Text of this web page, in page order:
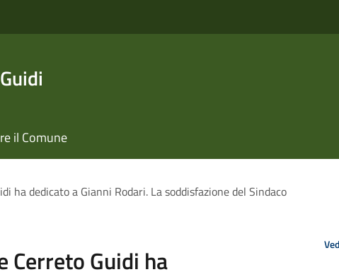
il Comune
ha dedicato a Gianni Rodari. La soddisfazione del Sindaco
Cerreto Guidi ha